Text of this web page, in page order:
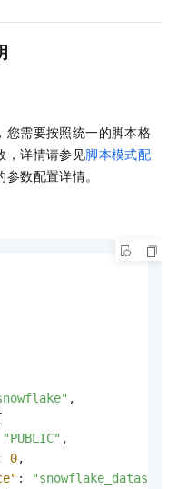
您需要按照统一的脚本格
，详情请参见脚本模式配
数配置详情。
,
"PUBLIC" ,
0,
: